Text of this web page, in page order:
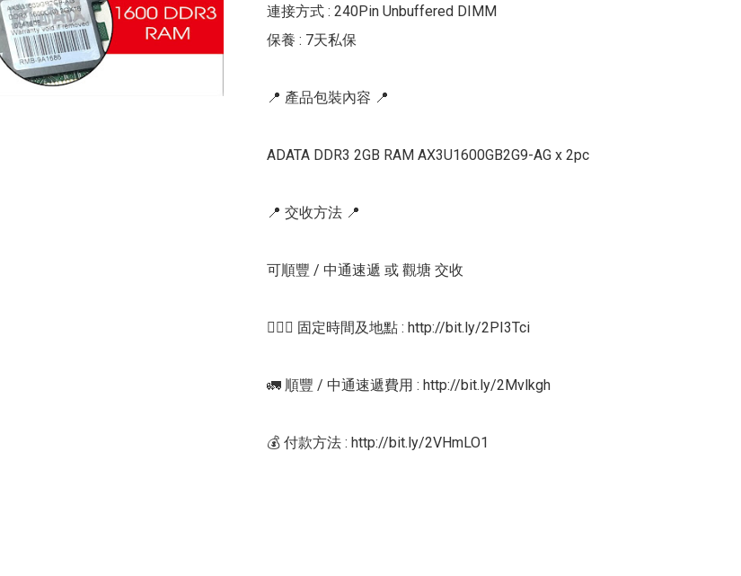
連接方式 : 240Pin Unbuffered DIMM
保養 : 7天私保
📍 產品包裝內容 📍
ADATA DDR3 2GB RAM AX3U1600GB2G9-AG x 2pc
📍 交收方法 📍
可順豐 / 中通速遞 或 觀塘 交收
💁🏻‍♂ 固定時間及地點 : http://bit.ly/2PI3Tci
🚛 順豐 / 中通速遞費用 : http://bit.ly/2Mvlkgh
💰 付款方法 : http://bit.ly/2VHmLO1